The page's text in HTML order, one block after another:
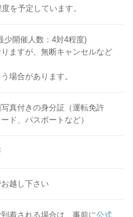
を予定しています。
少開催人数：4対4程度)
ますが、無断キャンセルなど
場合があります。
真付きの身分証（運転免許
ド、パスポートなど）
越し下さい
着される場合は、事前に公式